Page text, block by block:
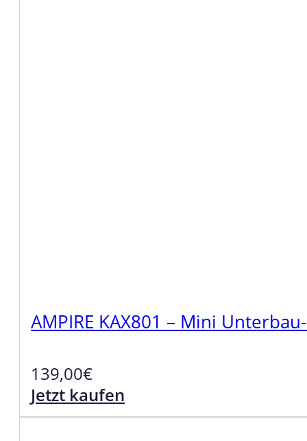
AMPIRE KAX801 – Mini
139,00€
Jetzt kaufen